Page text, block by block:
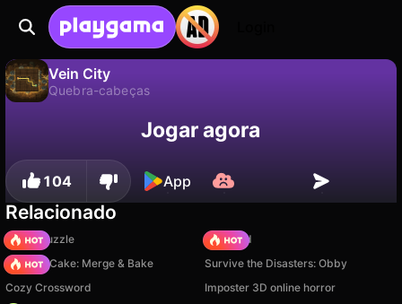
Vein City
Quebra-cabeças
Salve o progresso!Jogar agora
104 App
Relacionado
Arrow Puzzle
TB World
Piece of Cake: Merge & Bake
Survive the Disasters: Obby
Cozy Crossword
Imposter 3D online horror